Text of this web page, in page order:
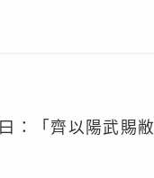
：「齊以陽武賜敝